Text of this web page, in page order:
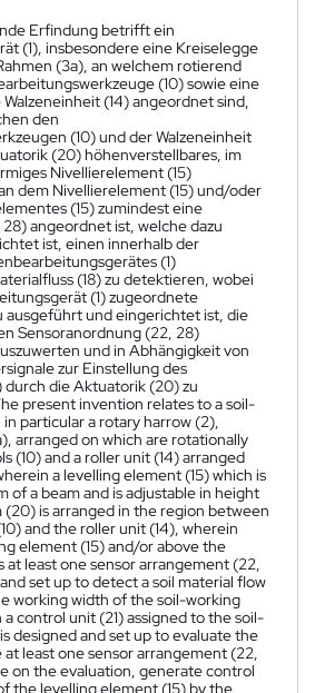
Erfindung betrifft ein
(1), insbesondere eine Kreiselegge
(3a), an welchem rotierend
(10) sowie eine
(14) angeordnet sind,
den
(10) und der Walzeneinheit
(20) höhenverstellbares, im
Nivellierelement (15)
dem Nivellierelement (15) und/oder
(15) zumindest eine
angeordnet ist, welche dazu
ist, einen innerhalb der
(1)
(18) zu detektieren, wobei
(1) zugeordnete
ausgeführt und eingerichtet ist, die
Sensoranordnung (22, 28)
und in Abhängigkeit von
zur Einstellung des
durch die Aktuatorik (20) zu
present invention relates to a soil-
particular a rotary harrow (2),
arranged on which are rotationally
(10) and a roller unit (14) arranged
a levelling element (15) which is
of a beam and is adjustable in height
(20) is arranged in the region between
and the roller unit (14), wherein
element (15) and/or above the
at least one sensor arrangement (22,
set up to detect a soil material flow
working width of the soil-working
control unit (21) assigned to the soil-
designed and set up to evaluate the
least one sensor arrangement (22,
on the evaluation, generate control
the levelling element (15) by the